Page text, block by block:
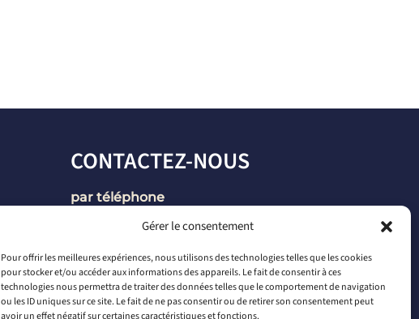
Gérer le consentement
Pour offrir les meilleures expériences, nous utilisons des technologies telles que les cookies
pour stocker et/ou accéder aux informations des appareils. Le fait de consentir à ces
technologies nous permettra de traiter des données telles que le comportement de navigation
ou les ID uniques sur ce site. Le fait de ne pas consentir ou de retirer son consentement peut
avoir un effet négatif sur certaines caractéristiques et fonctions.
CONTACTEZ-NOUS
par téléphone
+33 2 46 65 56 66
par mail
contact@connectiled.com